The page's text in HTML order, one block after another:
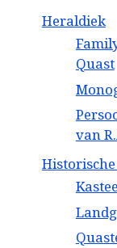
Heraldiek
Quast
van